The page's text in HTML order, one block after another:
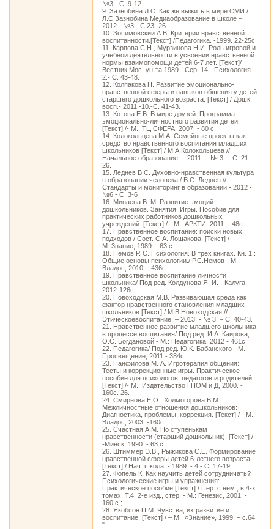
№3 - С. 9-12
9. Зазнобина Л.С: Как же выжить в мире СМИ./
Л.С.Зазнобина Медиаобразование в школе –
2012 - №3 - С.23- 26.
10. Зосимовский А.В. Критерии нравственной
воспитанности.[Текст] /Педагогика. -1999. 22-25с.
11. Карпова С.Н., Мурзинова Н.И. Роль игровой и
учебной деятельности в усвоении нравственной
нормы взаимопомощи детей 6-7 лет. [Текст]/
Вестник Мос. ун-та 1989.- Сер. 14.- Психология. -
2.- С. 43-48.
12. Колпакова Н. Развитие эмоционально-
нравственной сферы и навыков общения у детей
старшего дошкольного возраста. [Текст] / Дошк.
восп.- 2011.-10.-С. 41-43.
13. Котова Е.В. В мире друзей: Программа
эмоционально-личностного развития детей.
[Текст] /- М.: ТЦ СФЕРА, 2007. - 80 с.
14. Колокольцева М.А. Семейные проекты как
средство нравственного воспитания младших
школьников [Текст] / М.А.Колокольцева //
Начальное образование. – 2011. – № 3. – С. 21-
26.
15. Леднев В.С. Духовно-нравственная культура
в образовании человека / В.С. Леднев //
Стандарты и мониторинг в образовании - 2012 -
№6 - С. 3-6
16. Минаева В. М. Развитие эмоций
дошкольников. Занятия. Игры. Пособие для
практических работников дошкольных
учреждений. [Текст] / - М.: АРКТИ, 2011. - 48с.
17. Нравственное воспитание: поиски новых
подходов / Сост. С.А. Лощакова. [Текст] /-
М.:3нание, 1989. - 63 с.
18. Немов Р. С. Психология. В трех книгах. Кн. 1.:
Общие основы психологии./.Р.С.Немов - М.:
Владос, 2010; - 436с.
19. Нравственное воспитание личности
школьника/ Под ред. Колдунова Я. И. - Калуга,
2012-126с.
20. Новоходская М.В. Развивающая среда как
фактор нравственного становления младших
школьников [Текст] / М.В.Новоходская //
Этическоевоспитание. – 2013. - № 3. – С. 40-43.
21. Нравственное развитие младшего школьника
в процессе воспитания/ Под ред. И.А. Каирова,
О.С. Богдановой - М.: Педагогика, 2012 - 461с.
22. Педагогика/ Под ред. Ю.К. Бабанского - М.:
Просвещение, 2011 - 384с.
23. Панфилова М. А. Игротерапия общения:
Тесты и коррекционные игры. Практическое
пособие для психологов, педагогов и родителей.
[Текст] /- М.: Издательство ГНОМ и Д, 2000. -
160с. 26.
24. Смирнова Е.О., Холмогорова В.М.
Межличностные отношения дошкольников:
Диагностика, проблемы, коррекция. [Текст] / - М.:
Владос, 2003. -160с.
25. Счастная A.M. По ступенькам
нравственности (старший дошкольник). [Текст] /
-Минск, 1990. - 63 с.
26. Штиммер Э.В., Рыжикова С.Е. Формирование
нравственной сферы детей 6-летнего возраста
[Текст] / Нач. школа. - 1989. - 4.- С. 17-19.
27. Фопель К. Как научить детей сотрудничать?
Психологические игры и упражнения:
Практическое пособие [Текст] / Пер. с нем.; в 4-х
томах. Т.4, 2-е изд., стер. - М.: Генезис, 2001. -
160 с.;
28. Якобсон П.М. Чувства, их развитие и
воспитание. [Текст] / – М.: «Знание», 1999. – с.64
"